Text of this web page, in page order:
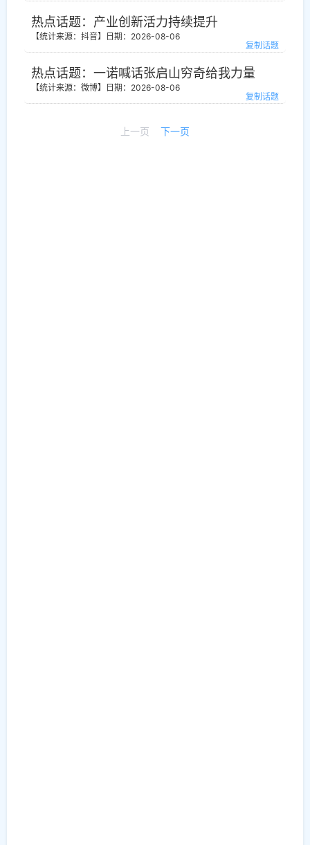
热点话题：产业创新活力持续提升
复制话题
【统计来源：抖音】 日期：2026-08-06
热点话题：一诺喊话张启山穷奇给我力量
复制话题
【统计来源：微博】 日期：2026-08-06
上一页 下一页